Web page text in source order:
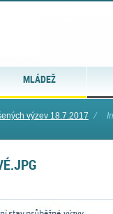
MLÁDEŽ
výzev 18.7.2017 ⁄